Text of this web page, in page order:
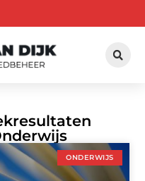
ONDERWIJS